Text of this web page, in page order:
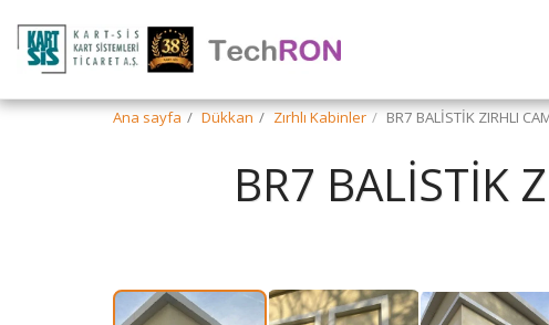
Ana sayfa Dükkan Zırhlı Kabinler BR7 BALİSTİK ZIRHLI
BR7 BALİSTİK